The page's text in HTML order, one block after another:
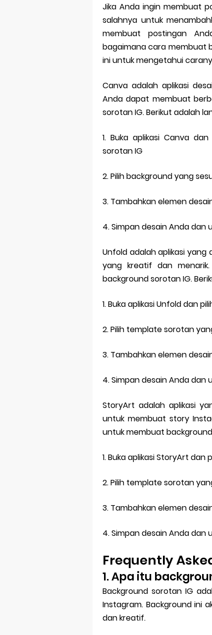
Aplikasi
Siap
Jika Anda ingin membuat
salahnya untuk
membuat postingan
bagaimana cara membuat
ini untuk mengetahui
Canva adalah aplikasi
Anda dapat membuat
sorotan IG. Berikut adalah
1. Buka aplikasi Canva
sorotan IG
2. Pilih background yang
3. Tambahkan elemen
4. Simpan desain Anda dan
Unfold adalah aplikasi
yang kreatif dan
background sorotan IG.
1. Buka aplikasi Unfold dan
2. Pilih template sorotan
3. Tambahkan elemen
4. Simpan desain Anda dan
StoryArt adalah aplikasi
untuk membuat story
untuk membuat
1. Buka aplikasi StoryArt dan
2. Pilih template sorotan
3. Tambahkan elemen
4. Simpan desain Anda dan
Frequently
1. Apa itu
Background sorotan IG
Instagram. Background ini
dan kreatif.